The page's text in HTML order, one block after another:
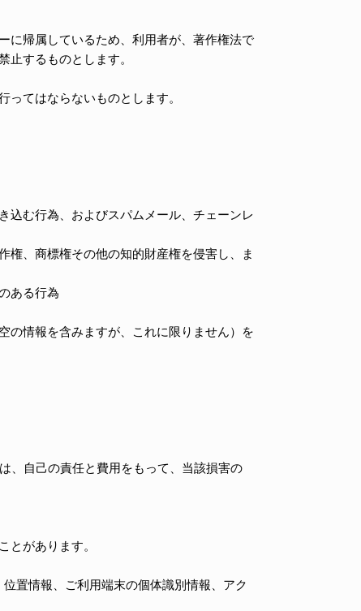
に帰属しているため、利用者が、著作権法で
するものとします。
てはならないものとします。
込む行為、およびスパムメール、チェーンレ
権、商標権その他の知的財産権を侵害し、ま
ある行為
の情報を含みますが、これに限りません）を
、自己の責任と費用をもって、当該損害の
とがあります。
置情報、ご利用端末の個体識別情報、アク